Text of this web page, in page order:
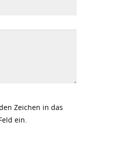
Zeichen in das
ein.